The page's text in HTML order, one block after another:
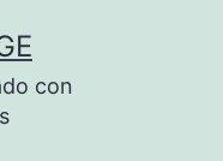
con